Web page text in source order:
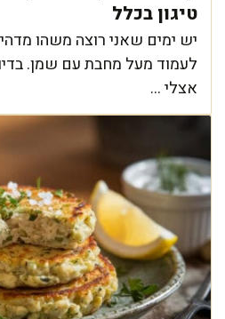
טיגון בכלל
יש ימים שאני רוצה משהו
לעמוד מעל מחבת עם שמן.
אצלי ...